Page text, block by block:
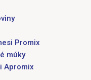
Promix
múky
Apromix